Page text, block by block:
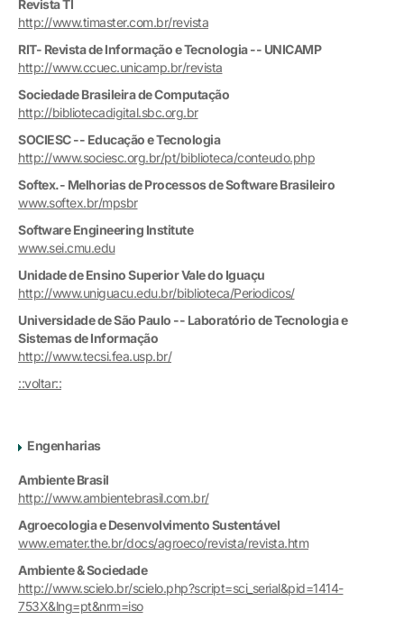
Revista TI
http://www.timaster.com.br/revista
RIT- Revista de Informação e Tecnologia -- UNICAMP
http://www.ccuec.unicamp.br/revista
Sociedade Brasileira de Computação
http://bibliotecadigital.sbc.org.br
SOCIESC -- Educação e Tecnologia
http://www.sociesc.org.br/pt/biblioteca/conteudo.php
Softex.- Melhorias de Processos de Software Brasileiro
www.softex.br/mpsbr
Software Engineering Institute
www.sei.cmu.edu
Unidade de Ensino Superior Vale do Iguaçu
http://www.uniguacu.edu.br/biblioteca/Periodicos/
Universidade de São Paulo -- Laboratório de Tecnologia e
Sistemas de Informação
http://www.tecsi.fea.usp.br/
::voltar::
Engenharias
Ambiente Brasil
http://www.ambientebrasil.com.br/
Agroecologia e Desenvolvimento Sustentável
www.emater.the.br/docs/agroeco/revista/revista.htm
Ambiente & Sociedade
http://www.scielo.br/scielo.php?script=sci_serial&pid=1414-
753X&lng=pt&nrm=iso